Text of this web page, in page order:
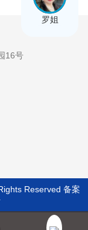
16号
Reserved 备案
罗姐